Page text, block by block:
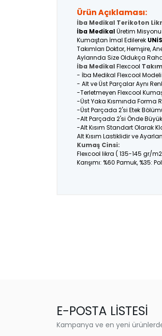
Ürün Açıklaması:
İba Medikal Terikoton
İba MedikalÜretim
Kumaştan İmal Edilerek
Takımları Doktor, Hemşire,
Aylarında Size Oldukça
İba Medikal Flexcool
- İba Medikal Flexcool
- Alt ve Üst Parçalar Aynı
-Terletmeyen Flexcool
-Üst Yaka Kısmında Forma
-Üst Parçada 2'si Etek
-Alt Parçada 2'si Önde
-Alt Kısım Standart Olarak
Alt Kısım Lastiklidir ve
Kumaş Cinsi:
Flexcool likra ( 135-145 gr/
Karışımı: %60 Pamuk, %35:
E-POSTA LİSTESİ
Kampanya ve en yeni